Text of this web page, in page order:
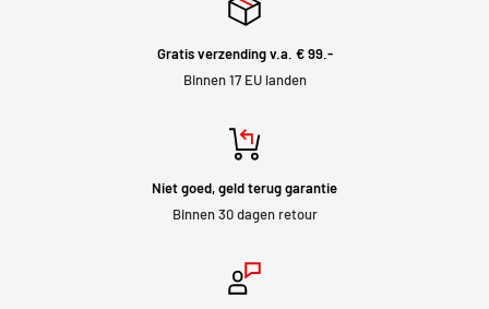
Gratis verzending v.a. € 99.-
Binnen 17 EU landen
Niet goed, geld terug garantie
Binnen 30 dagen retour